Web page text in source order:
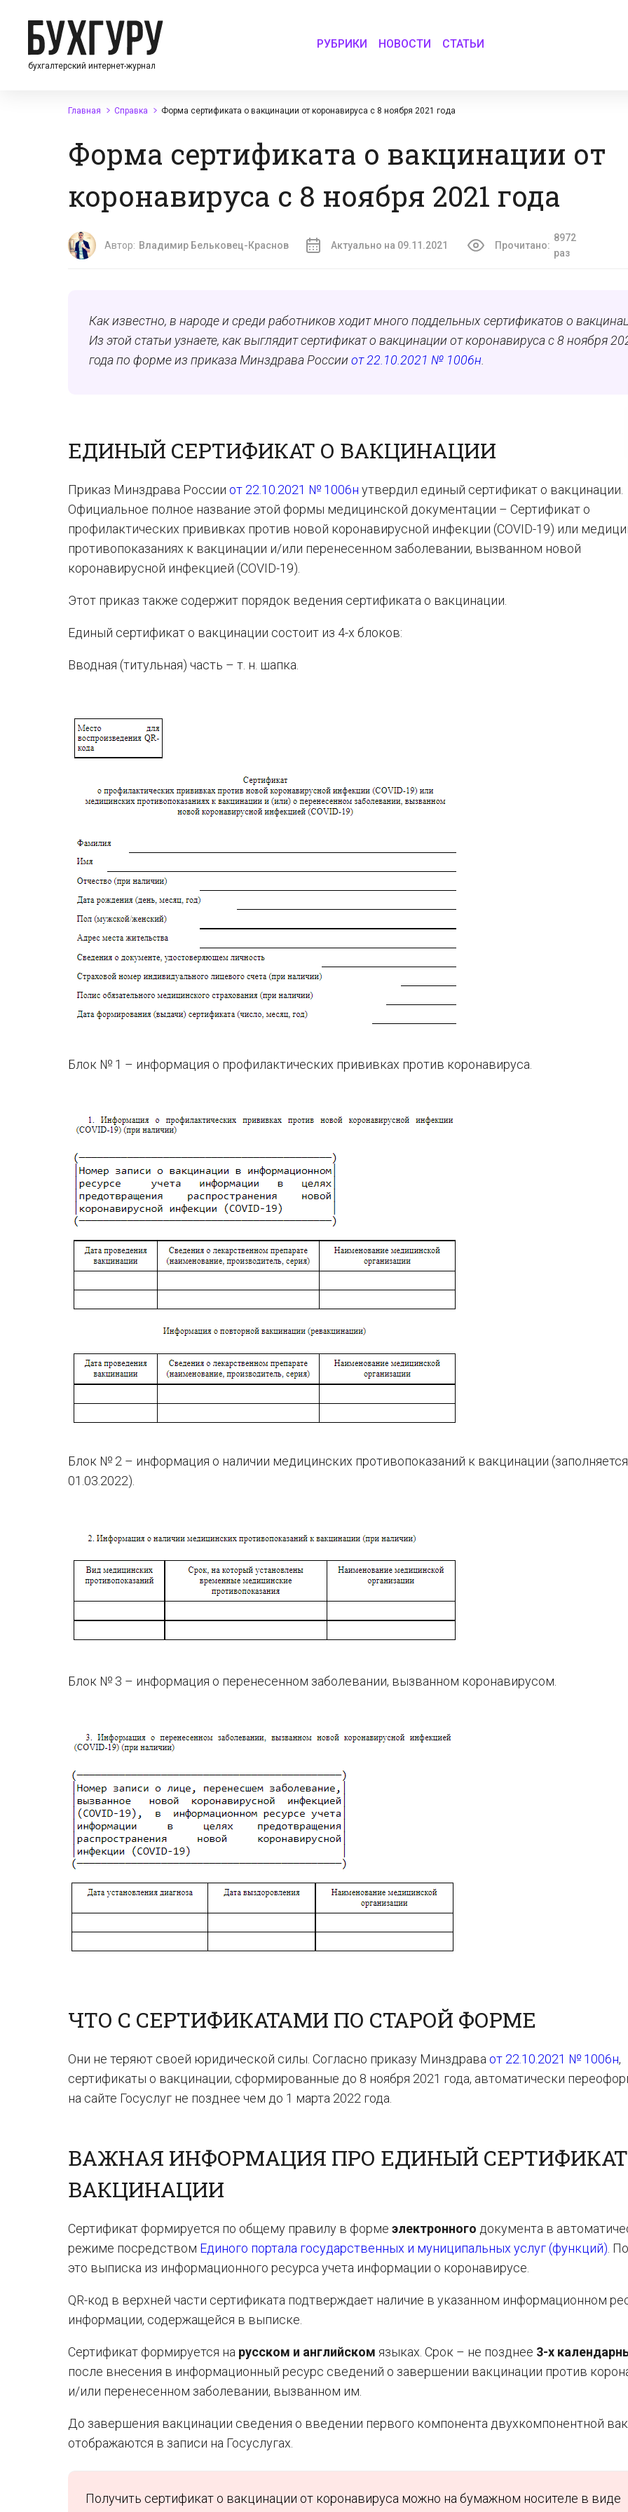
бухгалтерский интернет-журнал
РУБРИКИ НОВОСТИ СТАТЬИ
Главная Справка Форма сертификата о вакцинации от коронавируса с 8 ноября 2021 года
Форма сертификата о вакцинации от
коронавируса с 8 ноября 2021 года
Автор: Владимир Бельковец-Краснов Актуально на 09.11.2021 Прочитано:
8972
раз
Как известно, в народе и среди работников ходит много поддельных сертификатов о
Из этой статьи узнаете, как выглядит сертификат о вакцинации от коронавируса с 8 ноября
года по форме из приказа Минздрава России от 22.10.2021 № 1006н
ЕДИНЫЙ СЕРТИФИКАТ О ВАКЦИНАЦИИ
Приказ Минздрава России от 22.10.2021 № 1006н утвердил единый сертификат о вакцинации.
Официальное полное название этой формы медицинской документации – Сертификат о
профилактических прививках против новой коронавирусной инфекции (COVID-19) или
противопоказаниях к вакцинации и/или перенесенном заболевании, вызванном новой
коронавирусной инфекцией (COVID-19).
Этот приказ также содержит порядок ведения сертификата о вакцинации.
Единый сертификат о вакцинации состоит из 4-х блоков:
Вводная (титульная) часть – т. н. шапка.
Блок № 1 – информация о профилактических прививках против коронавируса.
Блок № 2 – информация о наличии медицинских противопоказаний к вакцинации
01.03.2022).
Блок № 3 – информация о перенесенном заболевании, вызванном коронавирусом.
ЧТО С СЕРТИФИКАТАМИ ПО СТАРОЙ ФОРМЕ
Они не теряют своей юридической силы. Согласно приказу Минздрава от 22.10.2021 № 1006н,
сертификаты о вакцинации, сформированные до 8 ноября 2021 года, автоматически
на сайте Госуслуг не позднее чем до 1 марта 2022 года.
ВАЖНАЯ ИНФОРМАЦИЯ ПРО ЕДИНЫЙ СЕРТИФИКАТ
ВАКЦИНАЦИИ
Сертификат формируется по общему правилу в форме электронного документа в
режиме посредством Единого портала государственных и муниципальных услуг (функций) .
это выписка из информационного ресурса учета информации о коронавирусе.
QR-код в верхней части сертификата подтверждает наличие в указанном информационном
информации, содержащейся в выписке.
Сертификат формируется на русском и английском языках. Срок – не позднее 3-х
после внесения в информационный ресурс сведений о завершении вакцинации против
и/или перенесенном заболевании, вызванном им.
До завершения вакцинации сведения о введении первого компонента двухкомпонентной
отображаются в записи на Госуслугах.
Получить сертификат о вакцинации от коронавируса можно на бумажном носителе в виде